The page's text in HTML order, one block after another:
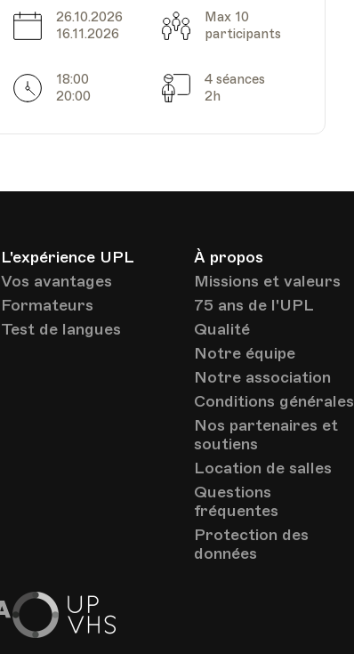
Date
26.10.2026
16.11.2026
Capacité
Max 10
participants
Horarires
18:00
20:00
Séances
4 séances
2h
L'expérience UPL
Vos avantages
Formateurs
Test de langues
À propos
Missions et valeurs
75 ans de l'UPL
Qualité
Notre équipe
Notre association
Conditions générales
Nos partenaires et
soutiens
Location de salles
Questions
fréquentes
Protection des
données
EduQua